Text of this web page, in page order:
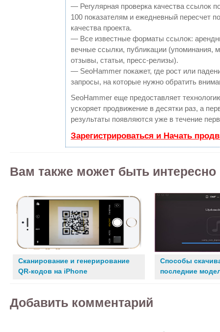
— Регулярная проверка качества ссылок
100 показателям и ежедневный пересчет
качества проекта.
— Все известные форматы ссылок:
вечные ссылки, публикации (упоминания,
отзывы, статьи, пресс-релизы).
— SeoHammer покажет, где рост или
запросы, на которые нужно обратить
SeoHammer еще предоставляет
ускоряет продвижение в десятки раз, а
результаты появляются уже в течение
Зарегистрироваться и Начать
Вам также может быть интересно
Сканирование и генерирование
QR-кодов на iPhone
Способы
последние
Добавить комментарий